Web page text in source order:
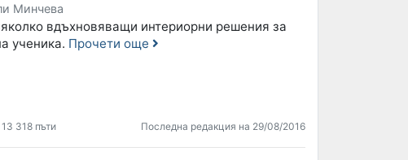
Минчева
вдъхновяващи интериорни решения за
ученика. Прочети още
318 пъти Последна редакция на 29/08/2016